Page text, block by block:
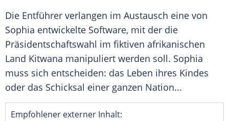
Die Entführer verlangen im Austausch eine von
Sophia entwickelte Software, mit der die
Präsidentschaftswahl im fiktiven afrikanischen
Land Kitwana manipuliert werden soll. Sophia
muss sich entscheiden: das Leben ihres Kindes
oder das Schicksal einer ganzen Nation...
Empfohlener externer Inhalt: